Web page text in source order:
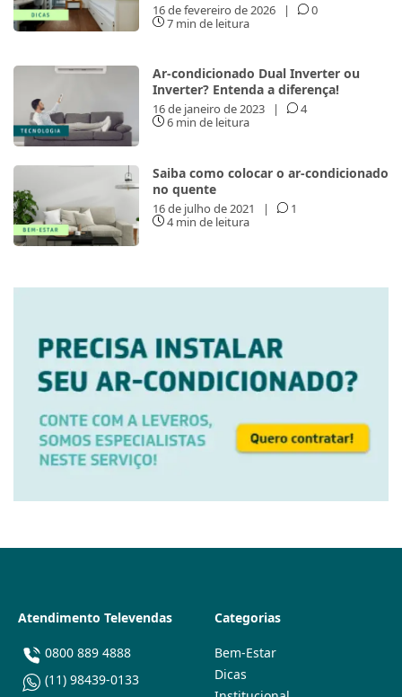
16 de fevereiro de 2026 |
0
7 min de leitura
Ar-condicionado Dual Inverter ou
Inverter? Entenda a diferença!
16 de janeiro de 2023 |
4
6 min de leitura
Saiba como colocar o ar-condicionado
no quente
16 de julho de 2021 |
1
4 min de leitura
Atendimento Televendas
0800 889 4888
(11) 98439-0133
Categorias
Bem-Estar
Dicas